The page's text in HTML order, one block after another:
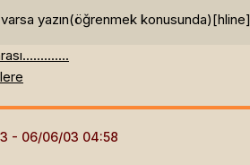
varsa yazın(öğrenmek konusunda)[hline]